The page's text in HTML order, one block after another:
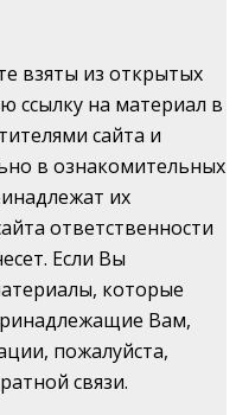
взяты из открытых
ссылку на материал в
сайта и
в ознакомительных
их
ответственности
Если Вы
которые
Вам,
пожалуйста,
связи.